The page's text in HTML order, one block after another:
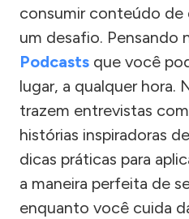
consumir conteúdo de
um desafio. Pensando
Podcasts que você
lugar, a qualquer hora.
trazem entrevistas
histórias inspiradoras
dicas práticas para
a maneira perfeita de
enquanto você cuida